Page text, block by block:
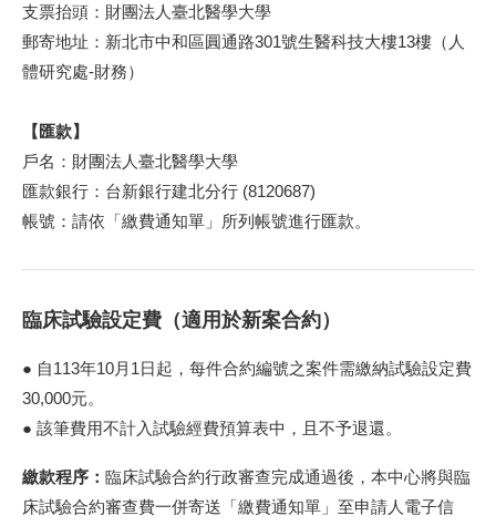
支票抬頭：財團法人臺北醫學大學
郵寄地址：新北市中和區圓通路301號生醫科技大樓13樓（人
體研究處-財務）
【匯款】
戶名：財團法人臺北醫學大學
匯款銀行：台新銀行建北分行 (8120687)
帳號：請依「繳費通知單」所列帳號進行匯款。
臨床試驗設定費（適用於新案合約）
● 自113年10月1日起，每件合約編號之案件需繳納試驗設定費
30,000元。
● 該筆費用不計入試驗經費預算表中，且不予退還。
繳款程序： 臨床試驗合約行政審查完成通過後，本中心將與臨
床試驗合約審查費一併寄送「繳費通知單」至申請人電子信